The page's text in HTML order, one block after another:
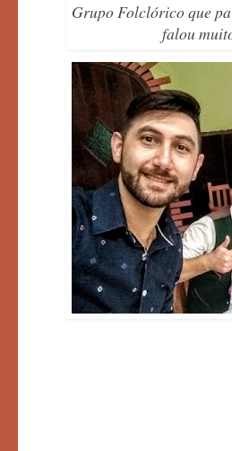
Grupo Folclórico que
falou